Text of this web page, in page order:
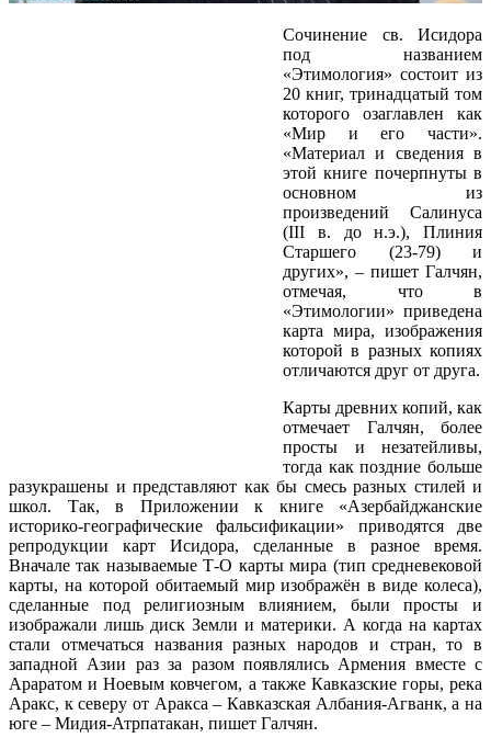
Сочинение св. Исидора
под названием
«Этимология» состоит из
20 книг, тринадцатый том
которого озаглавлен как
«Мир и его части».
«Материал и сведения в
этой книге почерпнуты в
основном из
произведений Салинуса
(III в. до н.э.), Плиния
Старшего (23-79) и
других», – пишет Галчян,
отмечая, что в
«Этимологии» приведена
карта мира, изображения
которой в разных копиях
отличаются друг от друга.
Карты древних копий, как
отмечает Галчян, более
просты и незатейливы,
тогда как поздние больше
разукрашены и представляют как бы смесь разных стилей и
школ. Так, в Приложении к книге «Азербайджанские
историко-географические фальсификации» приводятся две
репродукции карт Исидора, сделанные в разное время.
Вначале так называемые Т-О карты мира (тип средневековой
карты, на которой обитаемый мир изображён в виде колеса),
сделанные под религиозным влиянием, были просты и
изображали лишь диск Земли и материки. А когда на картах
стали отмечаться названия разных народов и стран, то в
западной Азии раз за разом появлялись Армения вместе с
Араратом и Ноевым ковчегом, а также Кавказские горы, река
Аракс, к северу от Аракса – Кавказская Албания-Агванк, а на
юге – Мидия-Атрпатакан, пишет Галчян.